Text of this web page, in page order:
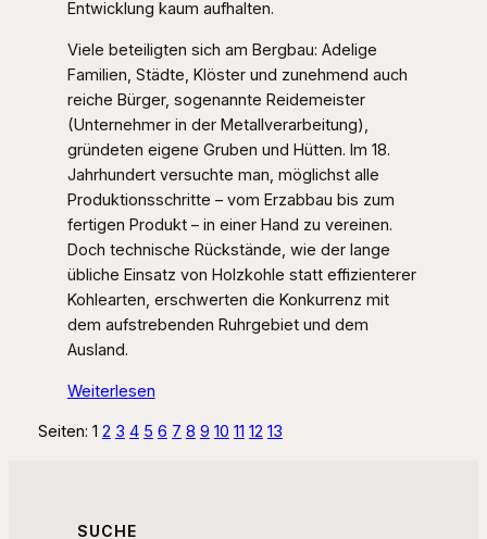
Entwicklung kaum aufhalten.
Viele beteiligten sich am Bergbau: Adelige
Familien, Städte, Klöster und zunehmend auch
reiche Bürger, sogenannte Reidemeister
(Unternehmer in der Metallverarbeitung),
gründeten eigene Gruben und Hütten. Im 18.
Jahrhundert versuchte man, möglichst alle
Produktionsschritte – vom Erzabbau bis zum
fertigen Produkt – in einer Hand zu vereinen.
Doch technische Rückstände, wie der lange
übliche Einsatz von Holzkohle statt effizienterer
Kohlearten, erschwerten die Konkurrenz mit
dem aufstrebenden Ruhrgebiet und dem
Ausland.
Weiterlesen:
Seiten: 1 2 3 4 5 6 7 8 9 10 11 12 13
SUCHE